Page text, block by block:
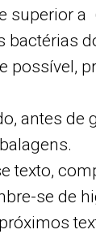
superior a
bactérias
possível,
antes de
texto,
se de